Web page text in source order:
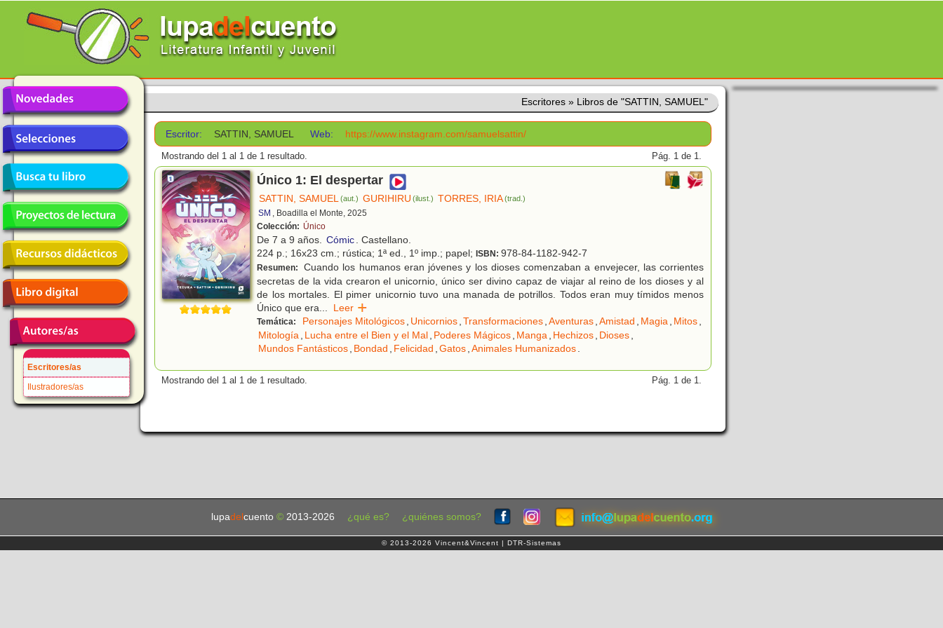
Escritores/as
Ilustradores/as
Escritores » Libros de "SATTIN, SAMUEL"
Escritor: SATTIN, SAMUEL Web: https://www.instagram.com/samuelsattin/
Mostrando del 1 al 1 de 1 resultado. Pág. 1 de 1.
Único 1: El despertar
SATTIN, SAMUEL(aut.) GURIHIRU (ilust.) TORRES, IRIA(trad.)
SM , Boadilla el Monte, 2025
Colección: Único
De 7 a 9 años. Cómic. Castellano.
224 p.; 16x23 cm.; rústica; 1ª ed., 1º imp.; papel; ISBN: 978-84-1182-942-7
Resumen:
Cuando los humanos eran jóvenes y los dioses comenzaban a envejecer, las corrientes
secretas de la vida crearon el unicornio, único ser divino capaz de viajar al reino de los dioses y al
de los mortales. El pimer unicornio tuvo una manada de potrillos. Todos eran muy tímidos menos
Único que era... Leer
Temática: Personajes Mitológicos, Unicornios,Transformaciones,Aventuras,Amistad , Magia, Mitos,
Mitología, Lucha entre el Bien y el Mal, Poderes Mágicos, Manga, Hechizos, Dioses,
Mundos Fantásticos, Bondad , Felicidad ,Gatos,Animales Humanizados.
Mostrando del 1 al 1 de 1 resultado. Pág. 1 de 1.
lupadel cuento © 2013-2026 ¿qué es? ¿quiénes somos?
© 2013-2026 Vincent&Vincent | DTR-Sistemas